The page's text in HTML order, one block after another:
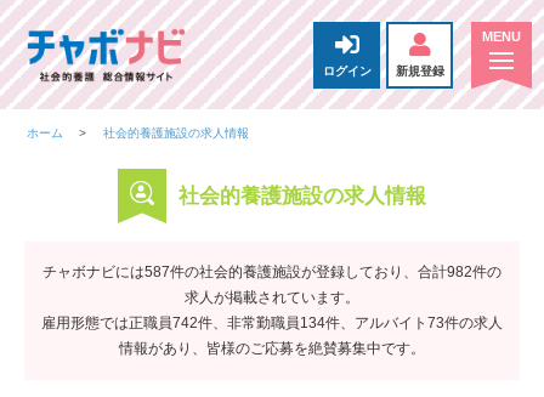
ログイン 新規登録
ホーム 社会的養護施設の求人情報
社会的養護施設の求人情報
チャボナビには587件の社会的養護施設が登録しており、合計982件の
求人が掲載されています。
雇用形態では正職員742件、非常勤職員134件、アルバイト73件の求人
情報があり、皆様のご応募を絶賛募集中です。